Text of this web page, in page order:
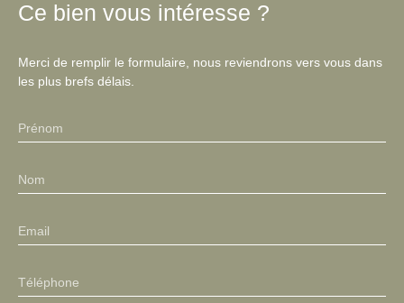
Ce bien vous intéresse ?
Merci de remplir le formulaire, nous reviendrons vers vous dans
les plus brefs délais.
Prénom
Nom
Email
Téléphone